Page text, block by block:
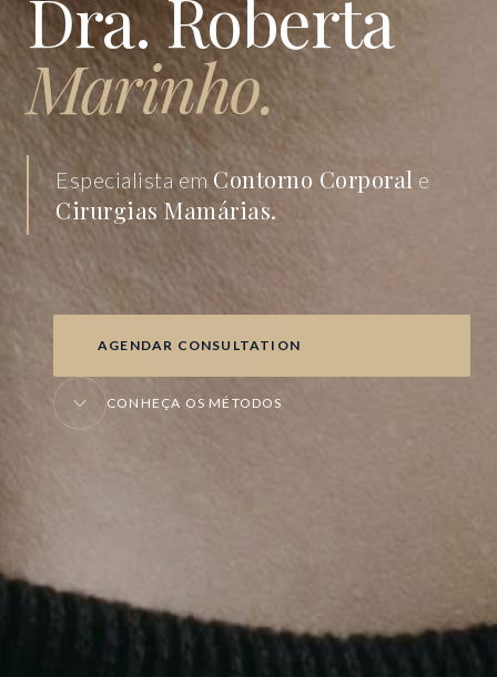
Dra. Roberta
Marinho.
Especialista em Contorno Corporal e
Cirurgias Mamárias.
AGENDAR CONSULTATION
CONHEÇA OS MÉTODOS